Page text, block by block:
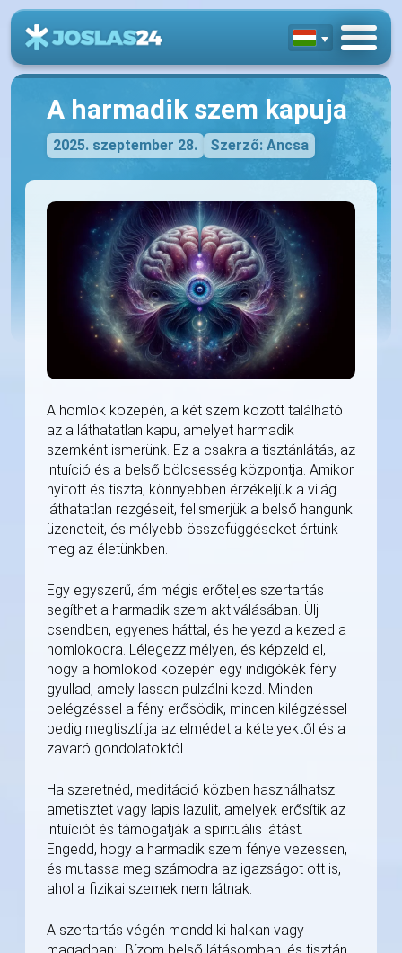
A harmadik szem kapuja
2025. szeptember 28. Szerző: Ancsa
A homlok közepén, a két szem között található
az a láthatatlan kapu, amelyet harmadik
szemként ismerünk. Ez a csakra a tisztánlátás, az
intuíció és a belső bölcsesség központja. Amikor
nyitott és tiszta, könnyebben érzékeljük a világ
láthatatlan rezgéseit, felismerjük a belső hangunk
üzeneteit, és mélyebb összefüggéseket értünk
meg az életünkben.
Egy egyszerű, ám mégis erőteljes szertartás
segíthet a harmadik szem aktiválásában. Ülj
csendben, egyenes háttal, és helyezd a kezed a
homlokodra. Lélegezz mélyen, és képzeld el,
hogy a homlokod közepén egy indigókék fény
gyullad, amely lassan pulzálni kezd. Minden
belégzéssel a fény erősödik, minden kilégzéssel
pedig megtisztítja az elmédet a kételyektől és a
zavaró gondolatoktól.
Ha szeretnéd, meditáció közben használhatsz
ametisztet vagy lapis lazulit, amelyek erősítik az
intuíciót és támogatják a spirituális látást.
Engedd, hogy a harmadik szem fénye vezessen,
és mutassa meg számodra az igazságot ott is,
ahol a fizikai szemek nem látnak.
A szertartás végén mondd ki halkan vagy